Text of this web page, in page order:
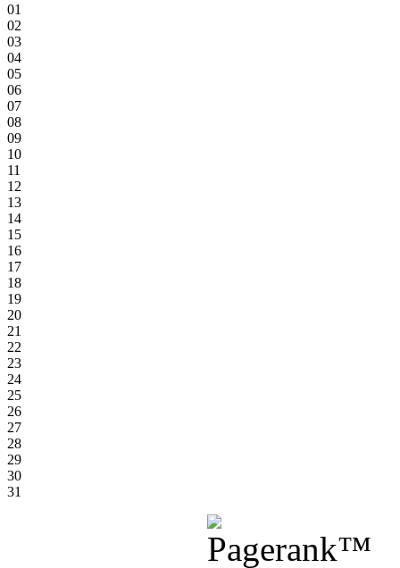
01
02
03
04
05
06
07
08
09
10
11
12
13
14
15
16
17
18
19
20
21
22
23
24
25
26
27
28
29
30
31